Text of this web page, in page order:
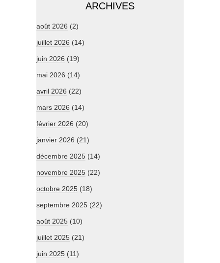
ARCHIVES
août 2026 (2)
juillet 2026 (14)
juin 2026 (19)
mai 2026 (14)
avril 2026 (22)
mars 2026 (14)
février 2026 (20)
janvier 2026 (21)
décembre 2025 (14)
novembre 2025 (22)
octobre 2025 (18)
septembre 2025 (22)
août 2025 (10)
juillet 2025 (21)
juin 2025 (11)